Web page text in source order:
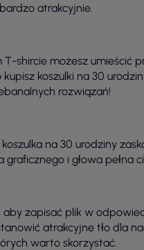
atrakcyjnie.
T-shircie możesz umieścić
kupisz koszulki na 30
rozwiązań!
koszulka na 30 urodziny
graficznego i głowa pełna
aby zapisać plik w
atrakcyjne tło dla
warto skorzystać.